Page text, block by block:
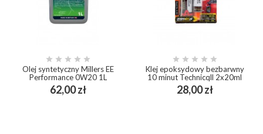
    
Olej syntetyczny Millers EE
Performance 0W20 1L
62,00 złCena
    
Klej epoksydowy bezbarwny
10 minut Technicqll 2x20ml
28,00 złCena